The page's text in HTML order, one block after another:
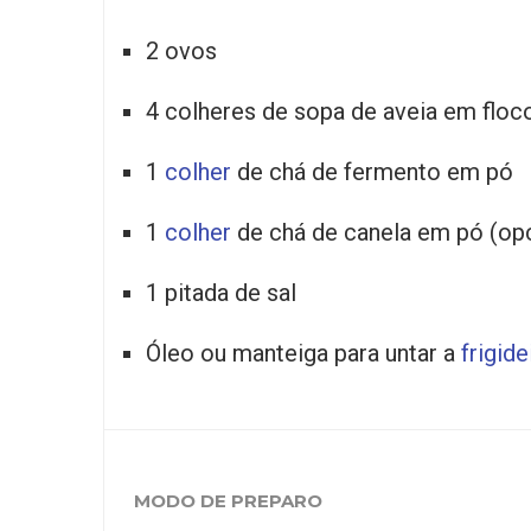
2 ovos
4 colheres de sopa de aveia em
1 colher de chá de fermento em pó
1 colher de chá de canela em pó
1 pitada de sal
Óleo ou manteiga para untar a
MODO DE PREPARO